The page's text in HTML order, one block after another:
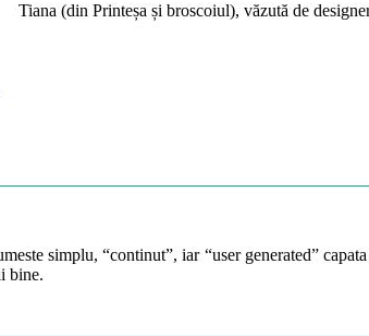
Tiana (din Printeșa și broscoiul), văzută de
simplu, “continut”, iar “user generated”
bine.